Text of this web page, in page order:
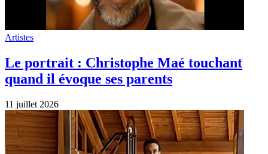
Artistes
Le portrait : Christophe Maé touchant
quand il évoque ses parents
11 juillet 2026